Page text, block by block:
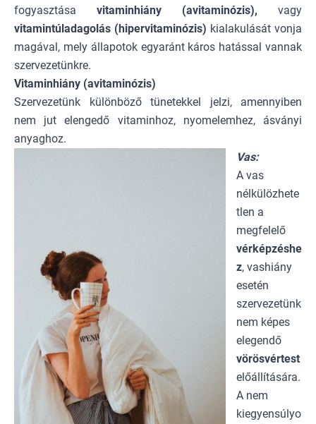
fogyasztása vitaminhiány (avitaminózis), vagy
vitamintúladagolás (hipervitaminózis) kialakulását vonja
magával, mely állapotok egyaránt káros hatással vannak
szervezetünkre.
Vitaminhiány (avitaminózis)
Szervezetünk különböző tünetekkel jelzi, amennyiben
nem jut elengedő vitaminhoz, nyomelemhez, ásványi
anyaghoz.
Vas:
A vas
nélkülözhete
tlen a
megfelelő
vérképzéshe
z, vashiány
esetén
szervezetünk
nem képes
elegendő
vörösvértest
előállítására.
A nem
kiegyensúlyo